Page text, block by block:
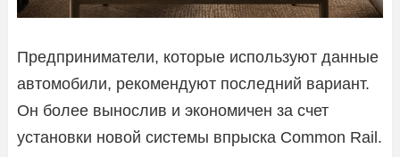
Предприниматели, которые используют данные
автомобили, рекомендуют последний вариант.
Он более вынослив и экономичен за счет
установки новой системы впрыска Common Rail.